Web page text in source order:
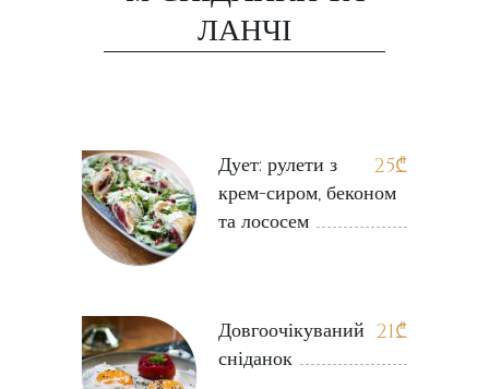
ЛАНЧІ
25₾
Дует: рулети з
крем-сиром, беконом
та лососем
21₾
Довгоочікуваний
сніданок